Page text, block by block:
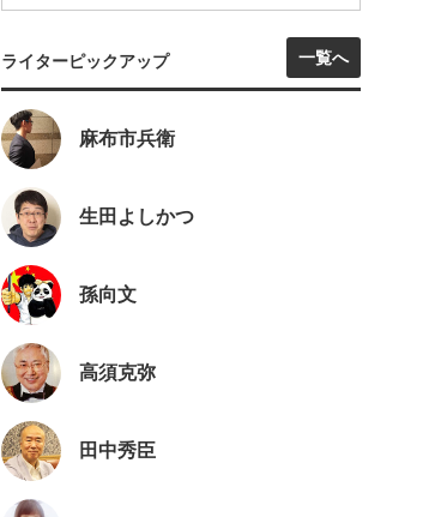
ライターピックアップ 一覧へ
麻布市兵衛
生田よしかつ
孫向文
高須克弥
田中秀臣